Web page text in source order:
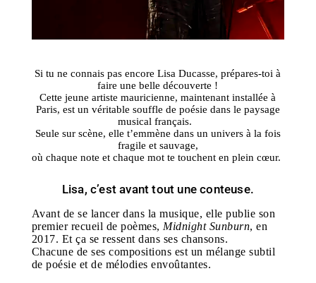
Si tu ne connais pas encore Lisa Ducasse, prépares-toi à
faire une belle découverte !
Cette jeune artiste mauricienne, maintenant installée à
Paris, est un véritable souffle de poésie dans le paysage
musical français.
Seule sur scène, elle t’emmène dans un univers à la fois
fragile et sauvage,
où chaque note et chaque mot te touchent en plein cœur.
Lisa, c’est avant tout une conteuse.
Avant de se lancer dans la musique, elle publie son
premier recueil de poèmes, Midnight Sunburn, en
2017. Et ça se ressent dans ses chansons.
Chacune de ses compositions est un mélange subtil
de poésie et de mélodies envoûtantes.